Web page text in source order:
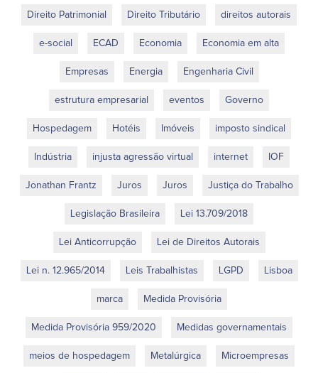
Direito Patrimonial Direito Tributário direitos autorais
e-social ECAD Economia Economia em alta
Empresas Energia Engenharia Civil
estrutura empresarial eventos Governo
Hospedagem Hotéis Imóveis imposto sindical
Indústria injusta agressão virtual internet IOF
Jonathan Frantz Juros Juros Justiça do Trabalho
Legislação Brasileira Lei 13.709/2018
Lei Anticorrupção Lei de Direitos Autorais
Lei n. 12.965/2014 Leis Trabalhistas LGPD Lisboa
marca Medida Provisória
Medida Provisória 959/2020 Medidas governamentais
meios de hospedagem Metalúrgica Microempresas